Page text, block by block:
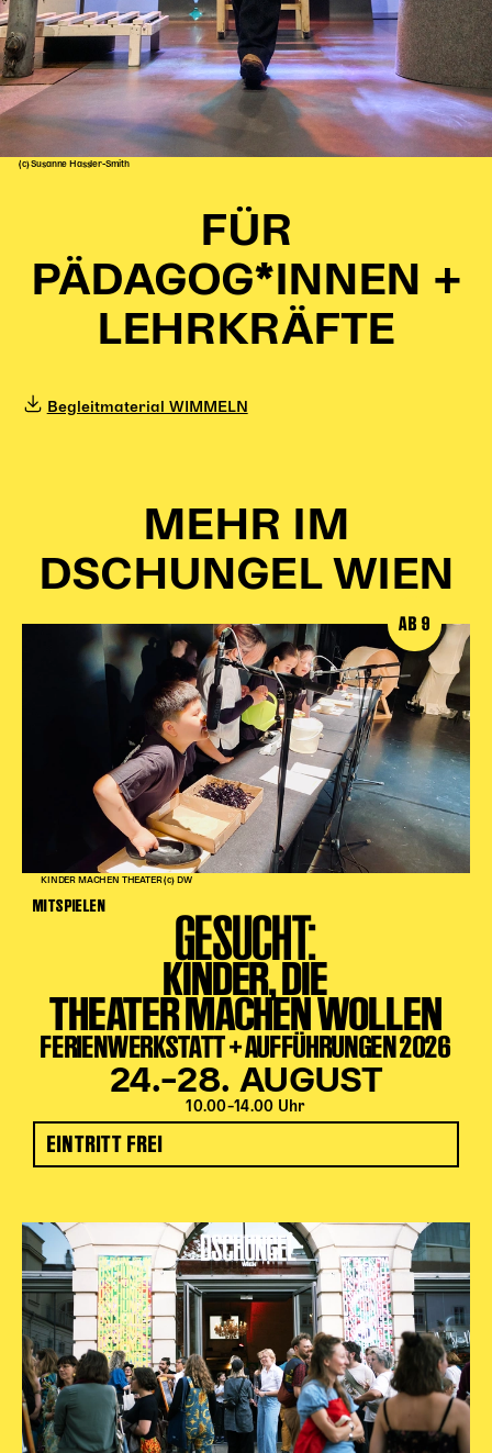
(c) Susanne Hassler-Smith
FÜR
PÄDAGOG*INNEN +
LEHRKRÄFTE
Begleitmaterial WIMMELN
MEHR IM
DSCHUNGEL WIEN
KINDER MACHEN THEATER (c) DW
AB 9
MITSPIELEN GESUCHT:
KINDER, DIE
THEATER MACHEN WOLLEN
FERIENWERKSTATT + AUFFÜHRUNGEN 2026
24.–28. AUGUST
10.00–14.00 Uhr
EINTRITT FREI